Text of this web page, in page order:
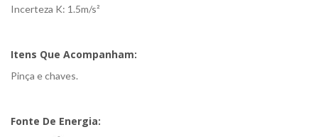
Incerteza K: 1.5m/s²
Itens Que Acompanham:
Pinça e chaves.
Fonte De Energia: